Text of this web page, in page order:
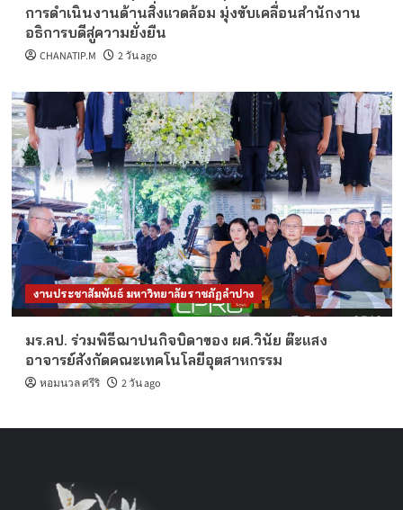
การดำเนินงานด้านสิ่งแวดล้อม มุ่งขับเคลื่อนสำนักงาน
อธิการบดีสู่ความยั่งยืน
CHANATIP.M 2 วัน ago
งานประชาสัมพันธ์ มหาวิทยาลัยราชภัฏลำปาง
มร.ลป. ร่วมพิธีฌาปนกิจบิดาของ ผศ.วินัย ต๊ะแสง
อาจารย์สังกัดคณะเทคโนโลยีอุตสาหกรรม
หอมนวล ศรีริ 2 วัน ago